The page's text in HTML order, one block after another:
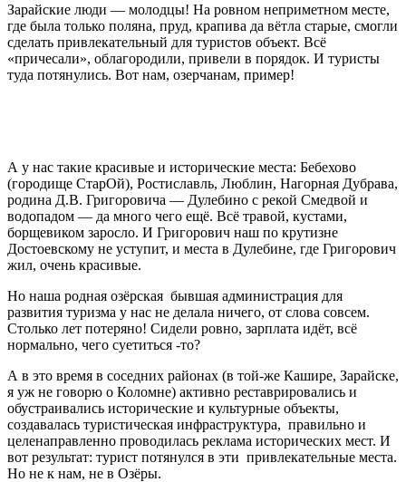
Зарайские люди — молодцы! На ровном неприметном месте,
где была только поляна, пруд, крапива да вётла старые, смогли
сделать привлекательный для туристов объект. Всё
«причесали», облагородили, привели в порядок. И туристы
туда потянулись. Вот нам, озерчанам, пример!
А у нас такие красивые и исторические места: Бебехово
(городище СтарОй), Ростиславль, Люблин, Нагорная Дубрава,
родина Д.В. Григоровича — Дулебино с рекой Смедвой и
водопадом — да много чего ещё. Всё травой, кустами,
борщевиком заросло. И Григорович наш по крутизне
Достоевскому не уступит, и места в Дулебине, где Григорович
жил, очень красивые.
Но наша родная озёрская бывшая администрация для
развития туризма у нас не делала ничего, от слова совсем.
Столько лет потеряно! Сидели ровно, зарплата идёт, всё
нормально, чего суетиться -то?
А в это время в соседних районах (в той-же Кашире, Зарайске,
я уж не говорю о Коломне) активно реставрировались и
обустраивались исторические и культурные объекты,
создавалась туристическая инфраструктура, правильно и
целенаправленно проводилась реклама исторических мест. И
вот результат: турист потянулся в эти привлекательные места.
Но не к нам, не в Озёры.